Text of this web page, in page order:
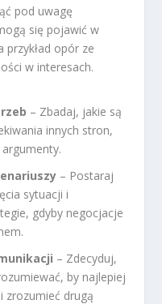
pod uwagę
się pojawić w
opór ze
w interesach.
– Zbadaj, jakie są
innych stron,
– Postaraj
sytuacji i
gdyby negocjacje
– Zdecyduj,
by najlepiej
zrozumieć drugą